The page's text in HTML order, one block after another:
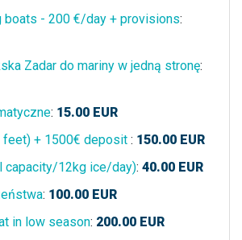
boats - 200 €/day + provisions:
Zadar do mariny w jedną stronę:
: 15.00 EUR
feet) + 1500€ deposit : 150.00 EUR
capacity/12kg ice/day): 40.00 EUR
: 100.00 EUR
in low season: 200.00 EUR